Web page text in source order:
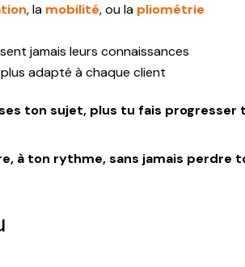
, la mobilité, ou la pliométrie
jamais leurs connaissances
adapté à chaque client
ton sujet, plus tu fais progresser
à ton rythme, sans jamais perdre